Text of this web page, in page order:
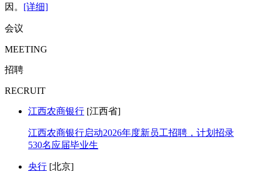
因。 [详细]
会议
MEETING
招聘
RECRUIT
江西农商银行 [江西省]
江西农商银行启动2026年度新员工招聘，计划招录
530名应届毕业生
央行 [北京]